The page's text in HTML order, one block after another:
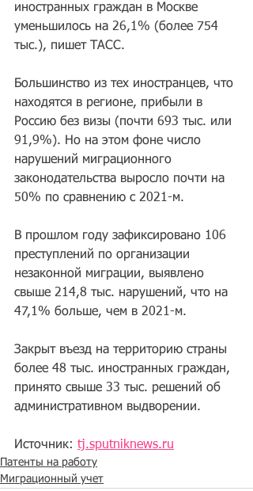
иностранных граждан в Москве
уменьшилось на 26,1% (более 754
тыс.), пишет ТАСС.
Большинство из тех иностранцев, что
находятся в регионе, прибыли в
Россию без визы (почти 693 тыс. или
91,9%). Но на этом фоне число
нарушений миграционного
законодательства выросло почти на
50% по сравнению с 2021-м.
В прошлом году зафиксировано 106
преступлений по организации
незаконной миграции, выявлено
свыше 214,8 тыс. нарушений, что на
47,1% больше, чем в 2021-м.
Закрыт въезд на территорию страны
более 48 тыс. иностранных граждан,
принято свыше 33 тыс. решений об
административном выдворении.
Источник: tj.sputniknews.ru
Патенты на работу
Миграционный учет